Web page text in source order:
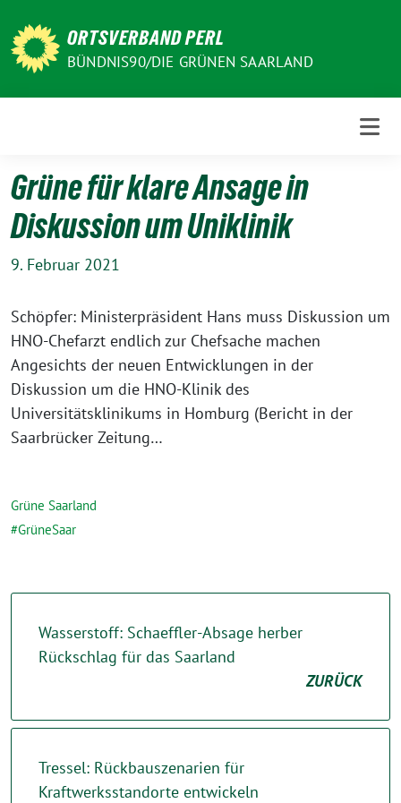
zum
Inhalt
ORTSVERBAND PERL
BÜNDNIS90/DIE GRÜNEN SAARLAND
Grüne für klare Ansage in
Diskussion um Uniklinik
9. Februar 2021
Schöpfer: Ministerpräsident Hans muss Diskussion um
HNO-Chefarzt endlich zur Chefsache machen
Angesichts der neuen Entwicklungen in der
Diskussion um die HNO-Klinik des
Universitätsklinikums in Homburg (Bericht in der
Saarbrücker Zeitung…
Grüne Saarland
GrüneSaar
Wasserstoff: Schaeffler-Absage herber
Rückschlag für das Saarland
ZURÜCK
Tressel: Rückbauszenarien für
Kraftwerksstandorte entwickeln